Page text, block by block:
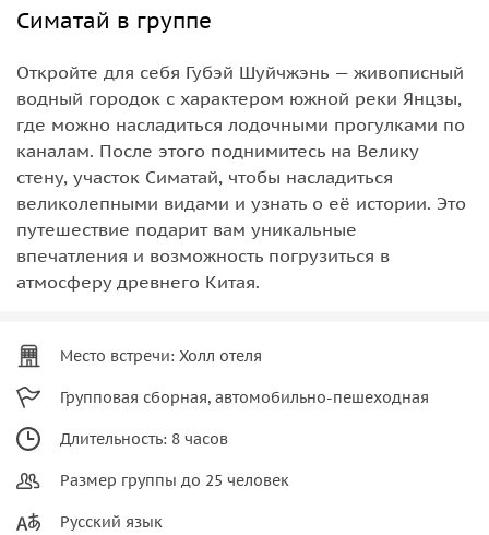
Симатай в группе
Откройте для себя Губэй Шуйчжэнь — живописный
водный городок с характером южной реки Янцзы,
где можно насладиться лодочными прогулками по
каналам. После этого поднимитесь на Велику
стену, участок Симатай, чтобы насладиться
великолепными видами и узнать о её истории. Это
путешествие подарит вам уникальные
впечатления и возможность погрузиться в
атмосферу древнего Китая.
Место встречи: Холл отеля
Групповая сборная, автомобильно-пешеходная
Длительность: 8 часов
Размер группы до 25 человек
Русский язык